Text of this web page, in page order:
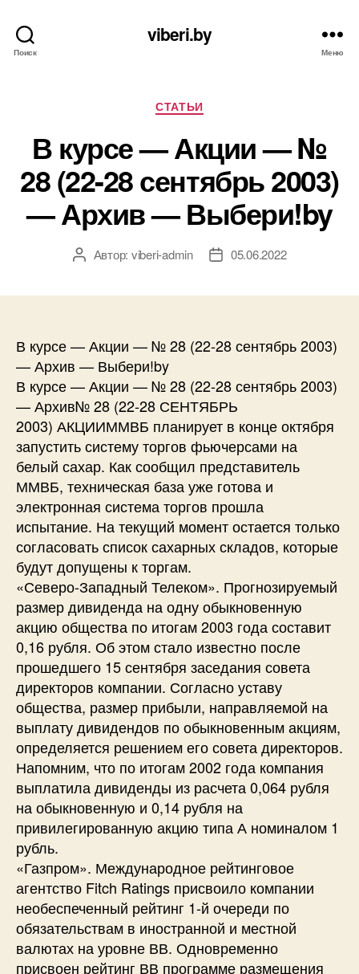
Поиск
viberi.by
Меню
Рубрики
СТАТЬИ
В курсе — Акции — №
28 (22-28 сентябрь 2003)
— Архив — Выбери!by
АвторАвтор: viberi-admin
Дата05.06.2022
В курсе — Акции — № 28 (22-28 сентябрь 2003)
— Архив — Выбери!by
В курсе — Акции — № 28 (22-28 сентябрь 2003)
— Архив№ 28 (22-28 СЕНТЯБРЬ
2003) АКЦИИММВБ планирует в конце октября
запустить систему торгов фьючерсами на
белый сахар. Как сообщил представитель
ММВБ, техническая база уже готова и
электронная система торгов прошла
испытание. На текущий момент остается только
согласовать список сахарных складов, которые
будут допущены к торгам.
«Северо-Западный Телеком». Прогнозируемый
размер дивиденда на одну обыкновенную
акцию общества по итогам 2003 года составит
0,16 рубля. Об этом стало известно после
прошедшего 15 сентября заседания совета
директоров компании. Согласно уставу
общества, размер прибыли, направляемой на
выплату дивидендов по обыкновенным акциям,
определяется решением его совета директоров.
Напомним, что по итогам 2002 года компания
выплатила дивиденды из расчета 0,064 рубля
на обыкновенную и 0,14 рубля на
привилегированную акцию типа А номиналом 1
рубль.
«Газпром». Международное рейтинговое
агентство Fitch Ratings присвоило компании
необеспеченный рейтинг 1-й очереди по
обязательствам в иностранной и местной
валютах на уровне ВВ. Одновременно
присвоен рейтинг ВВ программе размещения